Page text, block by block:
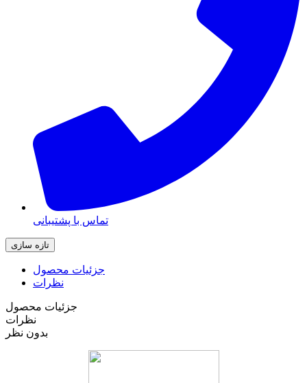
تماس با پشتیبانی
جزئیات محصول
نظرات
جزئیات محصول
نظرات
بدون نظر